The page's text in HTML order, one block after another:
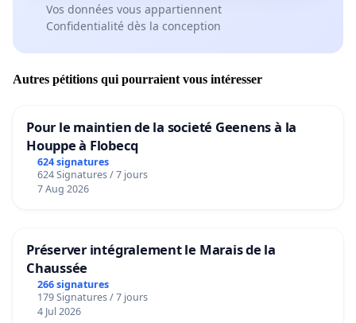
Vos données vous appartiennent
Confidentialité dès la conception
Autres pétitions qui pourraient vous intéresser
Pour le maintien de la societé Geenens à la
Houppe à Flobecq
624 signatures
624 Signatures / 7 jours
7 Aug 2026
Préserver intégralement le Marais de la
Chaussée
266 signatures
179 Signatures / 7 jours
4 Jul 2026